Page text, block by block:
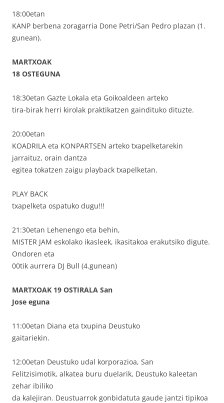
18:00etan
KANP berbena zoragarria Done Petri/San Pedro plazan (1.
gunean).
MARTXOAK
18 OSTEGUNA
18:30etan Gazte Lokala eta Goikoaldeen arteko
tira-birak herri kirolak praktikatzen gaindituko dituzte.
20:00etan
KOADRILA eta KONPARTSEN arteko txapelketarekin
jarraituz, orain dantza
egitea tokatzen zaigu playback txapelketan.
PLAY BACK
txapelketa ospatuko dugu!!!
21:30etan Lehenengo eta behin,
MISTER JAM eskolako ikasleek, ikasitakoa erakutsiko digute.
Ondoren eta
00tik aurrera DJ Bull (4.gunean)
MARTXOAK 19 OSTIRALA San
Jose eguna
11:00etan Diana eta txupina Deustuko
gaitariekin.
12:00etan Deustuko udal korporazioa, San
Felitzisimotik, alkatea buru duelarik, Deustuko kaleetan
zehar ibiliko
da kalejiran. Deustuarrok gonbidatuta gaude jantzi tipikoa